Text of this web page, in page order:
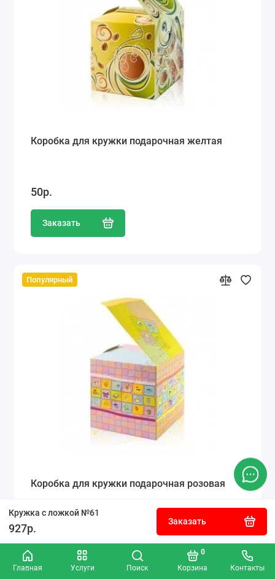
Главная Услуги Поиск Корзина
0
Контакты
Кружка с ложкой №61
927р.
Заказать
Коробка для кружки подарочная желтая
50р.
Заказать
Популярный
Коробка для кружки подарочная розовая
50р.
Заказать